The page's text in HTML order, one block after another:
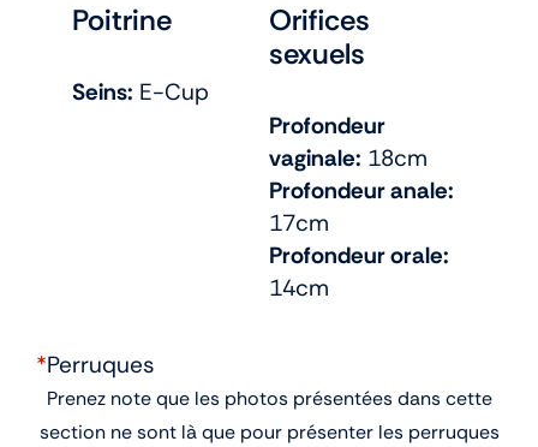
Poitrine
Seins: E-Cup
Orifices
sexuels
Profondeur
vaginale: 18cm
Profondeur anale:
17cm
Profondeur orale:
14cm
*Perruques
Prenez note que les photos présentées dans cette
section ne sont là que pour présenter les perruques